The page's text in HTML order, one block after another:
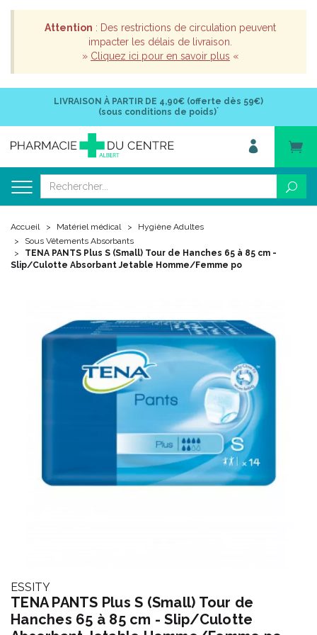
Attention : Des restrictions de circulation peuvent
impacter les délais de livraison.
» Cliquez ici pour en savoir plus «
LIVRAISON À PARTIR DE 4,90€ (offerte dès 59€)
(sous conditions de poids)*
Accueil Matériel médical
Hygiène Adultes
Sous Vêtements Absorbants
TENA PANTS Plus S (Small) Tour de Hanches 65 à 85 cm -
Slip/Culotte Absorbant Jetable Homme/Femme po
ESSITY
TENA PANTS Plus S (Small) Tour de
Hanches 65 à 85 cm - Slip/Culotte